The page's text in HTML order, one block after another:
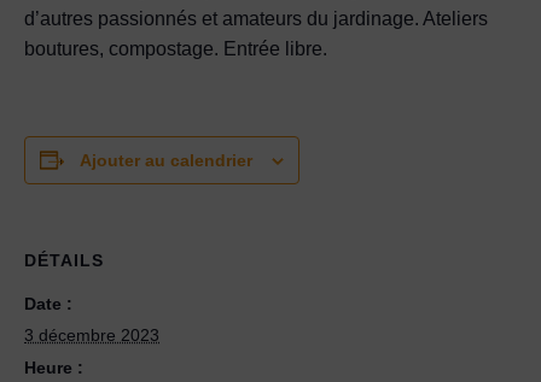
d’autres passionnés et amateurs du jardinage. Ateliers
boutures, compostage. Entrée libre.
Ajouter au calendrier
DÉTAILS
Date :
3 décembre 2023
Heure :